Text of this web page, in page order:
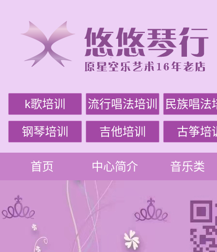
k歌培训 流行唱法培训 民族唱法
钢琴培训 吉他培训 古筝培
首页 中心简介 音乐类